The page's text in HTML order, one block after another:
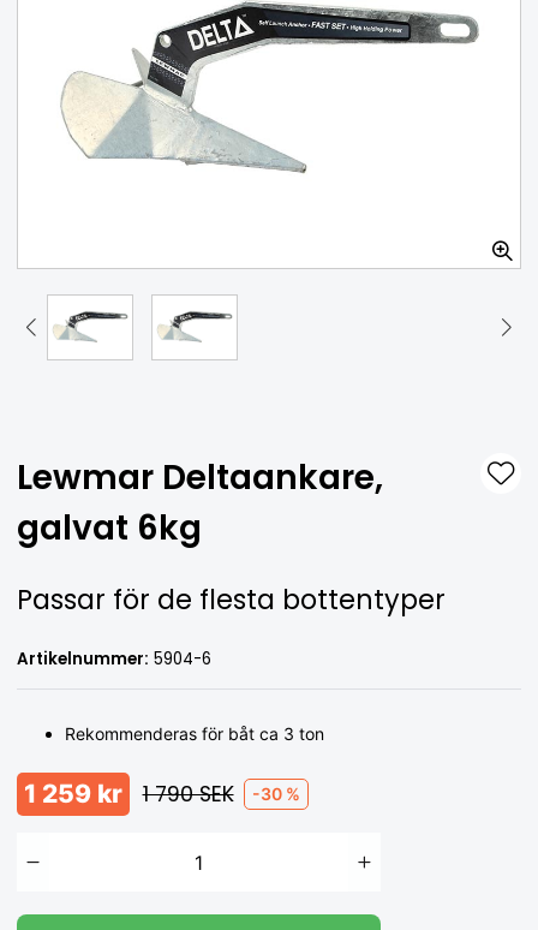
Breeze-ankare, galvat
Lägg i varukorg
Lewmar Deltaankare,
galvat 6kg
Passar för de flesta bottentyper
Artikelnummer: 5904-6
Rekommenderas för båt ca 3 ton
1 259 kr 1 790 SEK -30 %